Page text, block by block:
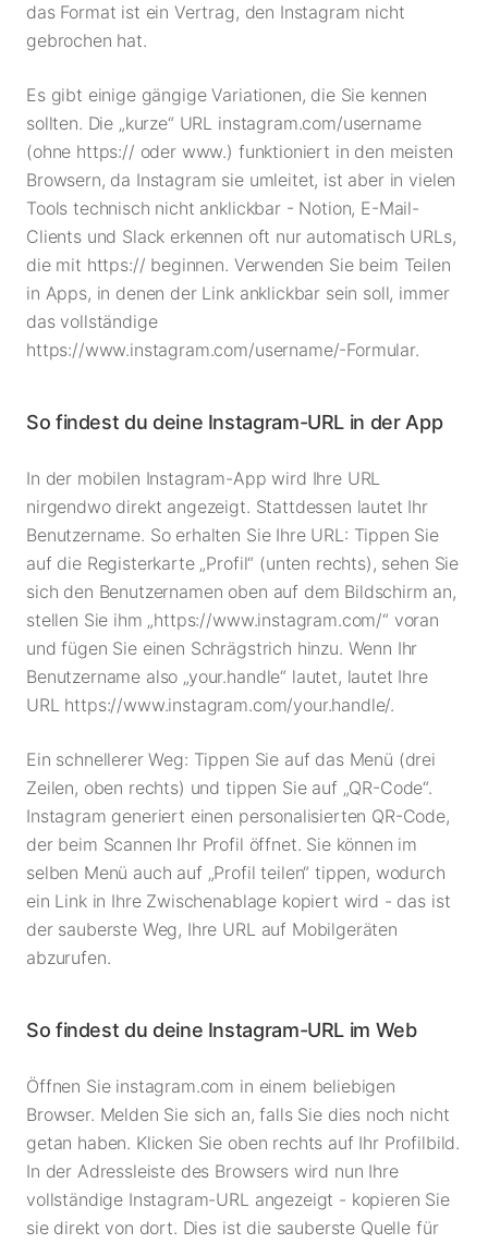
das Format ist ein Vertrag, den Instagram nicht
gebrochen hat.
Es gibt einige gängige Variationen, die Sie kennen
sollten. Die „kurze“ URL instagram.com/username
(ohne https:// oder www.) funktioniert in den meisten
Browsern, da Instagram sie umleitet, ist aber in vielen
Tools technisch nicht anklickbar - Notion, E-Mail-
Clients und Slack erkennen oft nur automatisch URLs,
die mit https:// beginnen. Verwenden Sie beim Teilen
in Apps, in denen der Link anklickbar sein soll, immer
das vollständige
https://www.instagram.com/username/-Formular.
So findest du deine Instagram-URL in der App
In der mobilen Instagram-App wird Ihre URL
nirgendwo direkt angezeigt. Stattdessen lautet Ihr
Benutzername. So erhalten Sie Ihre URL: Tippen Sie
auf die Registerkarte „Profil“ (unten rechts), sehen Sie
sich den Benutzernamen oben auf dem Bildschirm an,
stellen Sie ihm „https://www.instagram.com/“ voran
und fügen Sie einen Schrägstrich hinzu. Wenn Ihr
Benutzername also „your.handle“ lautet, lautet Ihre
URL https://www.instagram.com/your.handle/.
Ein schnellerer Weg: Tippen Sie auf das Menü (drei
Zeilen, oben rechts) und tippen Sie auf „QR-Code“.
Instagram generiert einen personalisierten QR-Code,
der beim Scannen Ihr Profil öffnet. Sie können im
selben Menü auch auf „Profil teilen“ tippen, wodurch
ein Link in Ihre Zwischenablage kopiert wird - das ist
der sauberste Weg, Ihre URL auf Mobilgeräten
abzurufen.
So findest du deine Instagram-URL im Web
Öffnen Sie instagram.com in einem beliebigen
Browser. Melden Sie sich an, falls Sie dies noch nicht
getan haben. Klicken Sie oben rechts auf Ihr Profilbild.
In der Adressleiste des Browsers wird nun Ihre
vollständige Instagram-URL angezeigt - kopieren Sie
sie direkt von dort. Dies ist die sauberste Quelle für